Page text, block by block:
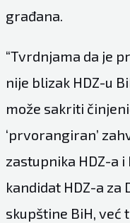
građana.
“Tvrdnjama da je
nije blizak HDZ-u
može sakriti
‘prvorangiran’
zastupnika HDZ-a
kandidat HDZ-a
skupštine BiH,